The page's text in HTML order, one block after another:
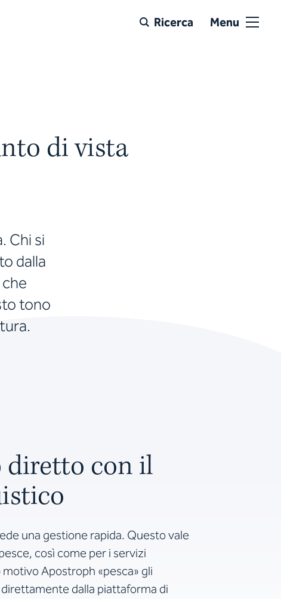
Ricerca Menu
di vista
Chi si
dalla
tono
diretto con il
una gestione rapida. Questo vale
così come per i servizi
Apostroph «pesca» gli
dalla piattaforma di